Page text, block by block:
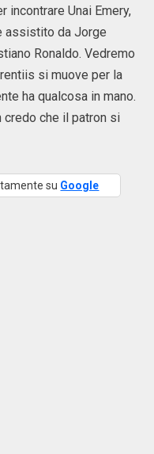
incontrare Unai Emery,
assistito da Jorge
Ronaldo. Vedremo
si muove per la
ha qualcosa in mano.
che il patron si
su Google